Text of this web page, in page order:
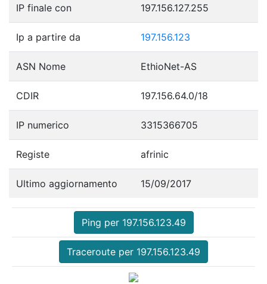
IP finale con 197.156.127.255
Ip a partire da 197.156.123
ASN Nome EthioNet-AS
CDIR 197.156.64.0/18
IP numerico 3315366705
Registe afrinic
Ultimo aggiornamento 15/09/2017
Ping per 197.156.123.49
Traceroute per 197.156.123.49